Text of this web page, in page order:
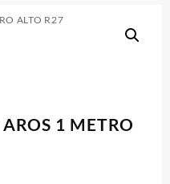
1 METRO